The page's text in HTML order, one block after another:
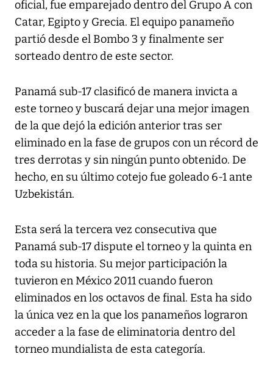
oficial, fue emparejado dentro del Grupo A con
Catar, Egipto y Grecia. El equipo panameño
partió desde el Bombo 3 y finalmente ser
sorteado dentro de este sector.
Panamá sub-17 clasificó de manera invicta a
este torneo y buscará dejar una mejor imagen
de la que dejó la edición anterior tras ser
eliminado en la fase de grupos con un récord de
tres derrotas y sin ningún punto obtenido. De
hecho, en su último cotejo fue goleado 6-1 ante
Uzbekistán.
Esta será la tercera vez consecutiva que
Panamá sub-17 dispute el torneo y la quinta en
toda su historia. Su mejor participación la
tuvieron en México 2011 cuando fueron
eliminados en los octavos de final. Esta ha sido
la única vez en la que los panameños lograron
acceder a la fase de eliminatoria dentro del
torneo mundialista de esta categoría.